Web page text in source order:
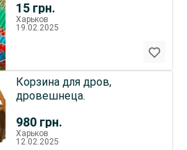
15 грн.
Харьков
19.02.2025
980 грн.
Корзина для дров,
дровешнеца.
Харьков
12.02.2025